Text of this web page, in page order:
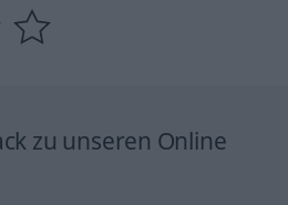
zu unseren Online